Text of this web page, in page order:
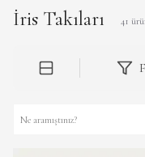
İris Takıları 41